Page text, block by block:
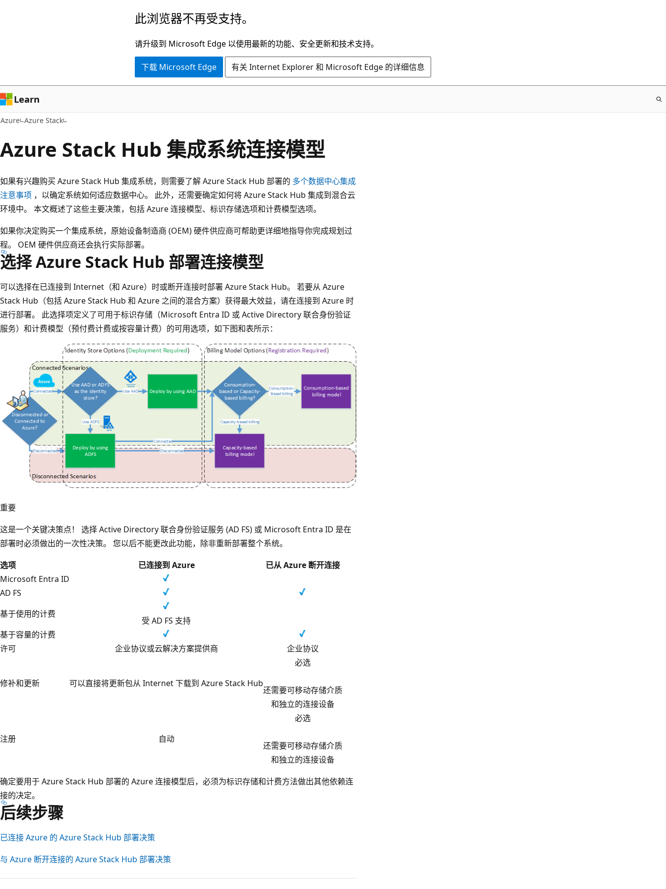
容
此浏览器不再受支持。
请升级到 Microsoft Edge 以使用最新的功能、安全更新和技术支持。
下载 Microsoft Edge 有关 Internet Explorer 和 Microsoft Edge 的详细信息
Learn
Azure Azure Stack
Azure Stack Hub 集成系统连接模型
如果有兴趣购买 Azure Stack Hub 集成系统，则需要了解 Azure Stack Hub 部署的 多个数据中心集成
注意事项 ，以确定系统如何适应数据中心。 此外，还需要确定如何将 Azure Stack Hub 集成到混合云
环境中。 本文概述了这些主要决策，包括 Azure 连接模型、标识存储选项和计费模型选项。
如果你决定购买一个集成系统，原始设备制造商 (OEM) 硬件供应商可帮助更详细地指导你完成规划过
程。 OEM 硬件供应商还会执行实际部署。
选择 Azure Stack Hub 部署连接模型
可以选择在已连接到 Internet（和 Azure）时或断开连接时部署 Azure Stack Hub。 若要从 Azure
Stack Hub（包括 Azure Stack Hub 和 Azure 之间的混合方案）获得最大效益，请在连接到 Azure 时
进行部署。 此选择项定义了可用于标识存储（Microsoft Entra ID 或 Active Directory 联合身份验证
服务）和计费模型（预付费计费或按容量计费）的可用选项，如下图和表所示：
重要
这是一个关键决策点！ 选择 Active Directory 联合身份验证服务 (AD FS) 或 Microsoft Entra ID 是在
部署时必须做出的一次性决策。 您以后不能更改此功能，除非重新部署整个系统。
选项
已连接到 Azure
已从 Azure 断开连接
Microsoft Entra ID
AD FS
基于使用的计费
受 AD FS 支持
基于容量的计费
许可
企业协议或云解决方案提供商 企业协议
修补和更新 可以直接将更新包从 Internet 下载到 Azure Stack Hub
必选
还需要可移动存储介质
和独立的连接设备
注册 自动
必选
还需要可移动存储介质
和独立的连接设备
确定要用于 Azure Stack Hub 部署的 Azure 连接模型后，必须为标识存储和计费方法做出其他依赖连
接的决定。
后续步骤
已连接 Azure 的 Azure Stack Hub 部署决策
与 Azure 断开连接的 Azure Stack Hub 部署决策